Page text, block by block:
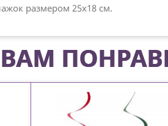
размером 25x18 см.